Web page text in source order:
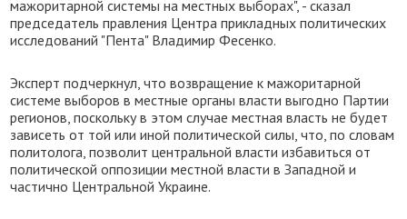
мажоритарной системы на местных выборах", - сказал
председатель правления Центра прикладных политических
исследований "Пента" Владимир Фесенко.
Эксперт подчеркнул, что возвращение к мажоритарной
системе выборов в местные органы власти выгодно Партии
регионов, поскольку в этом случае местная власть не будет
зависеть от той или иной политической силы, что, по словам
политолога, позволит центральной власти избавиться от
политической оппозиции местной власти в Западной и
частично Центральной Украине.